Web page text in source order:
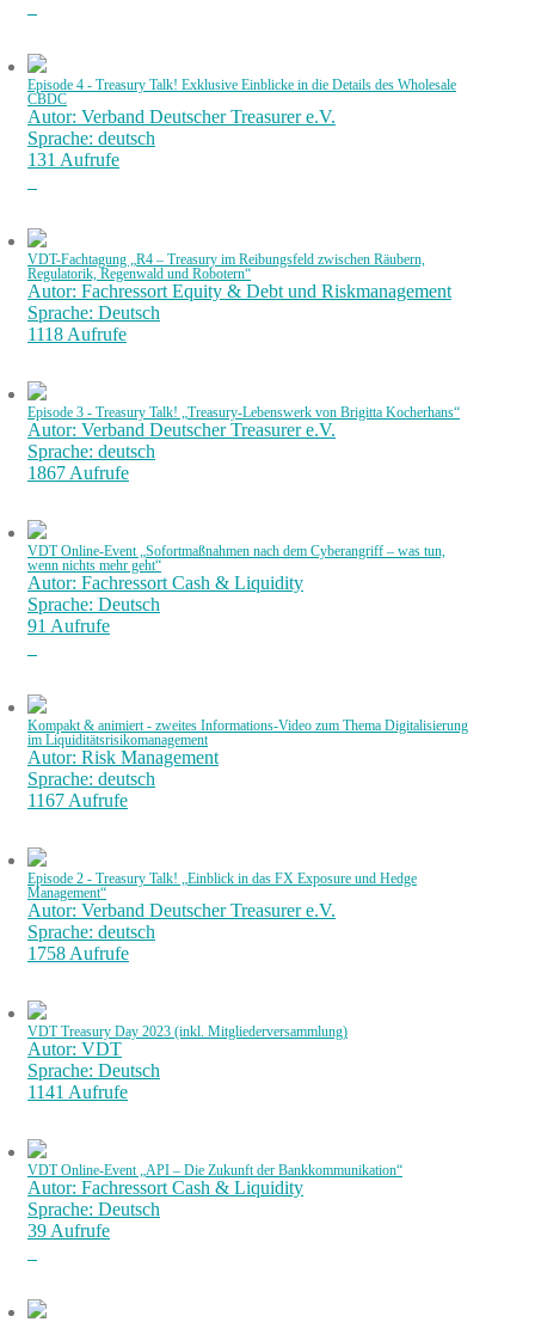
Episode 4 - Treasury Talk! Exklusive Einblicke in die Details des Wholesale
CBDC
Autor: Verband Deutscher Treasurer e.V.
Sprache: deutsch
131 Aufrufe
VDT-Fachtagung „R4 – Treasury im Reibungsfeld zwischen Räubern,
Regulatorik, Regenwald und Robotern“
Autor: Fachressort Equity & Debt und Riskmanagement
Sprache: Deutsch
1118 Aufrufe
Episode 3 - Treasury Talk! „Treasury-Lebenswerk von Brigitta Kocherhans“
Autor: Verband Deutscher Treasurer e.V.
Sprache: deutsch
1867 Aufrufe
VDT Online-Event „Sofortmaßnahmen nach dem Cyberangriff – was tun,
wenn nichts mehr geht“
Autor: Fachressort Cash & Liquidity
Sprache: Deutsch
91 Aufrufe
Kompakt & animiert - zweites Informations-Video zum Thema Digitalisierung
im Liquiditätsrisikomanagement
Autor: Risk Management
Sprache: deutsch
1167 Aufrufe
Episode 2 - Treasury Talk! „Einblick in das FX Exposure und Hedge
Management“
Autor: Verband Deutscher Treasurer e.V.
Sprache: deutsch
1758 Aufrufe
VDT Treasury Day 2023 (inkl. Mitgliederversammlung)
Autor: VDT
Sprache: Deutsch
1141 Aufrufe
VDT Online-Event „API – Die Zukunft der Bankkommunikation“
Autor: Fachressort Cash & Liquidity
Sprache: Deutsch
39 Aufrufe